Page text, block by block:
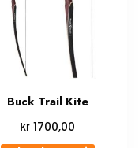
Buck Trail Kite
kr 1700,00